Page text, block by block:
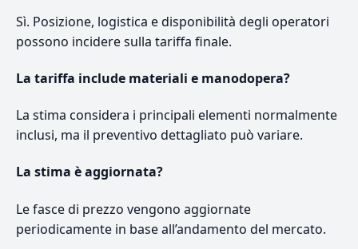
Sì. Posizione, logistica e disponibilità degli operatori
possono incidere sulla tariffa finale.
La tariffa include materiali e manodopera?
La stima considera i principali elementi normalmente
inclusi, ma il preventivo dettagliato può variare.
La stima è aggiornata?
Le fasce di prezzo vengono aggiornate
periodicamente in base all’andamento del mercato.